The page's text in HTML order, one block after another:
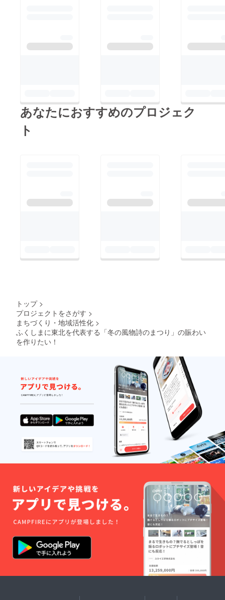
て、皆様のご支援に感
あなたにおすすめのプロジェク
ト
トップ >
プロジェクトをさがす >
まちづくり・地域活性化 >
ふくしまに東北を代表する「冬の風物詩のまつり」の賑わい
を作りたい！